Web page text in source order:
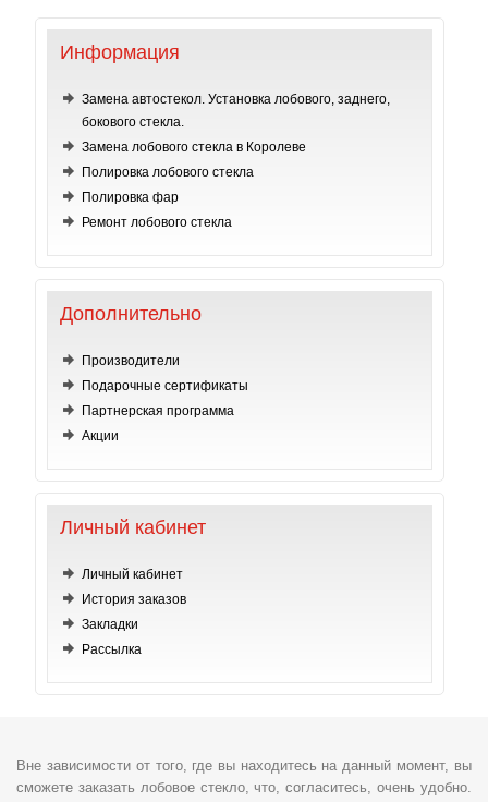
Информация
Замена автостекол. Установка лобового, заднего,
бокового стекла.
Замена лобового стекла в Королеве
Полировка лобового стекла
Полировка фар
Ремонт лобового стекла
Дополнительно
Производители
Подарочные сертификаты
Партнерская программа
Акции
Личный кабинет
Личный кабинет
История заказов
Закладки
Рассылка
Вне зависимости от того, где вы находитесь на данный момент, вы
сможете заказать лобовое стекло, что, согласитесь, очень удобно.